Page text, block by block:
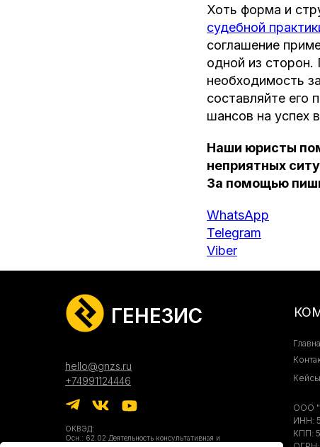
Хоть форма и
судебной
соглашение
одной из сторон.
необходимость
составляйте его
шансов на успех
Наши юристы
неприятных
За помощью
WhatsApp
Telegram
Viber
ГЕНЕЗИС
hello@gnzs.ru
+74991124446
ООО
ИНН:
КПП:
Кейсы
ОКВЭД:
Осн.: 62.02 Деятельность консультативная и